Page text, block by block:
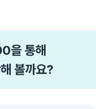
을 통해
볼까요?